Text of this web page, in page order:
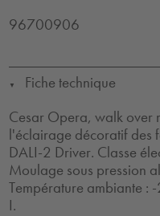
96700906
▼
Fiche technique
Cesar Opera, walk over
l'éclairage décoratif des
DALI-2 Driver. Classe
Moulage sous pression
Température ambiante :
I.